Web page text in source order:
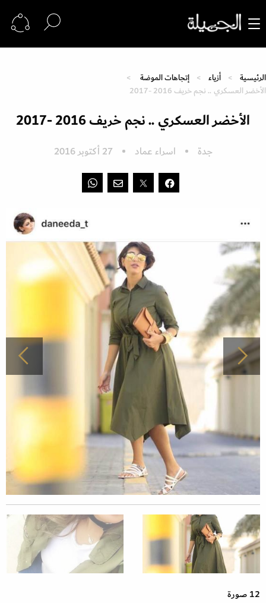
الرئيسية أزياء
إتجاهات الموضة
الأخضر العسكري .. نجم خريف 2016 -2017
الأخضر العسكري .. نجم خريف 2016 -2017
جدة اسراء عماد 27 أكتوبر 2016
12 صورة